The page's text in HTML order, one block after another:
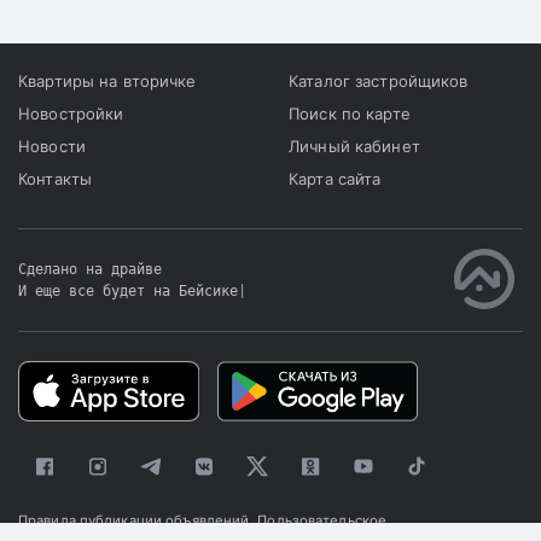
Квартиры на вторичке
Новостройки
Новости
Контакты
Каталог застройщиков
Поиск по карте
Личный кабинет
Карта сайта
Сделано на драйве
И еще все будет на Бейсике
Правила публикации объявлений Пользовательское